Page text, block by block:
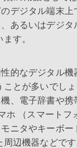
デジタル端末上
あるいはデジタ
す。
的なデジタル機
ことが多いでし
、電子辞書や携
ホ （スマートフ
ニタやキーボー
周辺機器などで